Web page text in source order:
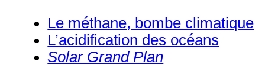
Le méthane, bombe climatique
L’acidification des océans
Solar Grand Plan